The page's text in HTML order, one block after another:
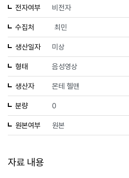
전자여부 비전자
수집처 최민
생산일자 미상
형태 음성영상
생산자 몬테 헬맨
분량 0
원본여부 원본
자료 내용